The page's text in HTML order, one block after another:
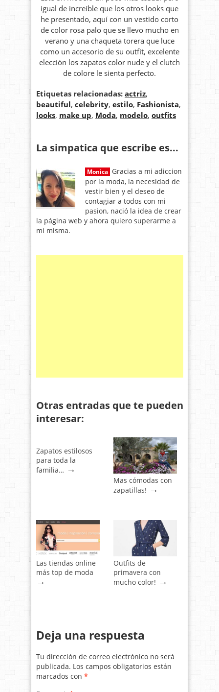
igual de increíble que los otros looks que
he presentado, aquí con un vestido corto
de color rosa palo que se llevo mucho en
verano y una chaqueta torera que luce
como un accesorio de su outfit, excelente
elección los zapatos color nude y el clutch
de colore le sienta perfecto.
Etiquetas relacionadas: actriz,
beautiful, celebrity, estilo, Fashionista,
looks, make up, Moda, modelo, outfits
La simpatica que escribe es...
Monica Gracias a mi adiccion
por la moda, la necesidad de
vestir bien y el deseo de
contagiar a todos con mi
pasion, nació la idea de crear
la página web y ahora quiero superarme a
mi misma.
Otras entradas que te pueden
interesar:
Zapatos estilosos
para toda la
familia… →
Mas cómodas con
zapatillas! →
Las tiendas online
más top de moda
→
Outfits de
primavera con
mucho color! →
Deja una respuesta
Tu dirección de correo electrónico no será
publicada. Los campos obligatorios están
marcados con *